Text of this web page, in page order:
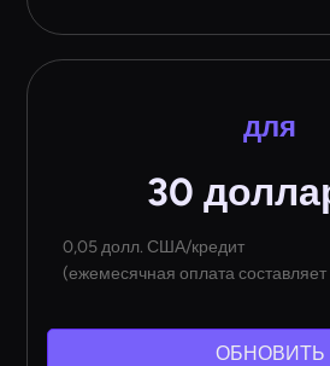
для
30
0,05 долл. США/кредит
(ежемесячная оплата
ОБНОВИТЬ